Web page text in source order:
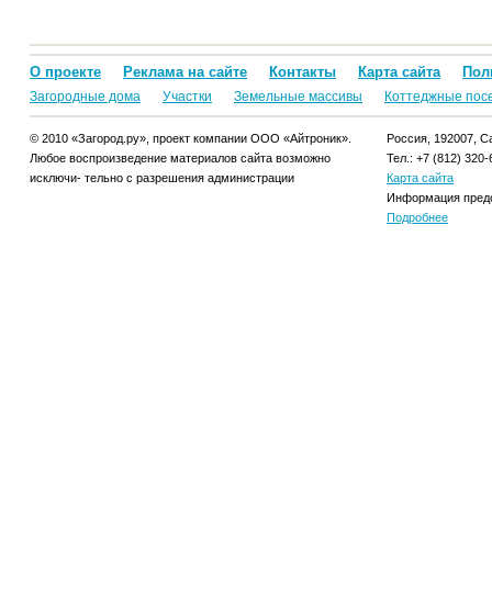
О проекте Реклама на сайте Контакты Карта сайта
Загородные дома Участки Земельные массивы Коттеджные
© 2010 «Загород.ру», проект компании ООО «Айтроник».
Любое воспроизведение материалов сайта возможно
исключи- тельно с разрешения администрации
Россия, 192007,
Тел.: +7 (812) 320-
Карта сайта
Информация
Подробнее